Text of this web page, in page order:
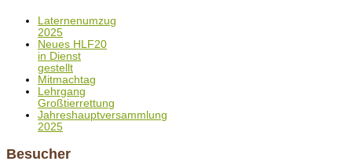
Laternenumzug
2025
Neues HLF20
in Dienst
gestellt
Mitmachtag
Lehrgang
Großtierrettung
Jahreshauptversammlung
2025
Besucher